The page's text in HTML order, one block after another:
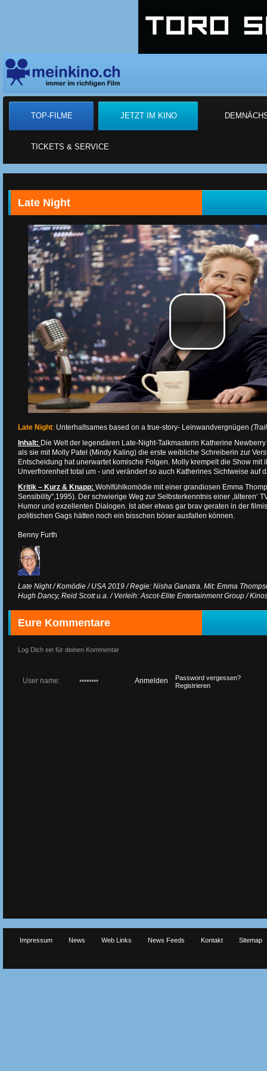
TOP-FILME JETZT IM KINO
TICKETS & SERVICE
Late Night
Late Night: Unterhaltsames based on a true-story- Leinwandvergnügen
Inhalt: Die Welt der legendären Late-Night-Talkmasterin Katherine
als sie mit Molly Patel (Mindy Kaling) die erste weibliche Schreiberin zur
Entscheidung hat unerwartet komische Folgen. Molly krempelt die Show mit
Unverfrorenheit total um - und verändert so auch Katherines Sichtweise auf
Kritik – Kurz & Knapp: Wohlfühlkomödie mit einer grandiosen Emma
Sensibility",1995). Der schwierige Weg zur Selbsterkenntnis einer ‚älteren‘
Humor und exzellenten Dialogen. Ist aber etwas gar brav geraten in der
politischen Gags hätten noch ein bisschen böser ausfallen können.
Benny Furth
Late Night / Komödie / USA 2019 / Regie: Nisha Ganatra. Mit: Emma
Hugh Dancy, Reid Scott u.a. / Verleih: Ascot-Elite Entertainment Group /
Eure Kommentare
Log Dich ein für deinen Kommentar
Password vergessen?
Registrieren
Impressum News Web Links News Feeds Kontakt Sitemap